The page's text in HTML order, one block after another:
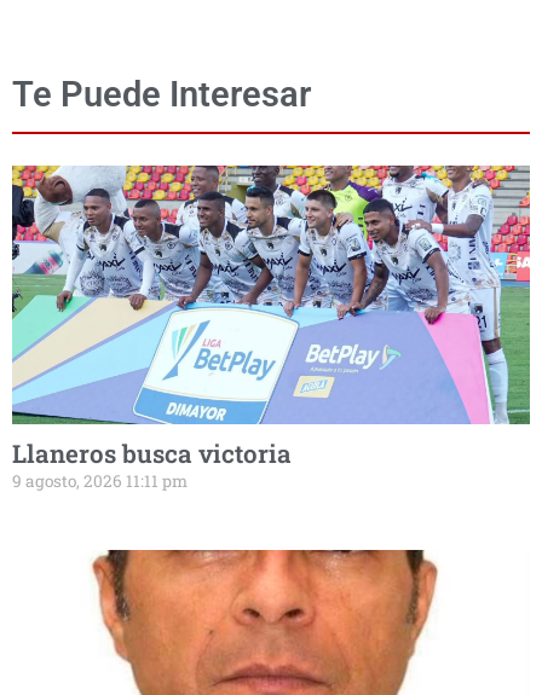
Te Puede Interesar
Llaneros busca victoria
9 agosto, 2026 11:11 pm